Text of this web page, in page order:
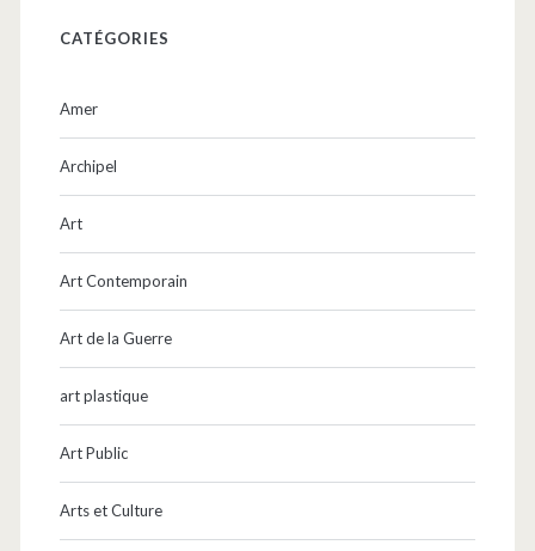
CATÉGORIES
Amer
Archipel
Art
Art Contemporain
Art de la Guerre
art plastique
Art Public
Arts et Culture